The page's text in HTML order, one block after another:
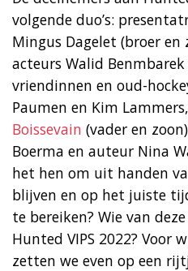
volgende duo’s:
Mingus Dagelet (broer en
acteurs Walid
vriendinnen en oud-
Paumen en Kim
Boissevain (vader en
Boerma en auteur Nina
het hen om uit handen
blijven en op het juiste
te bereiken? Wie van
Hunted VIPS 2022? Voor
zetten we even op een